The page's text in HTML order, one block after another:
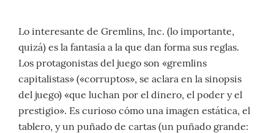
Lo interesante de Gremlins, Inc. (lo importante,
quizá) es la fantasía a la que dan forma sus reglas.
Los protagonistas del juego son «gremlins
capitalistas» («corruptos», se aclara en la sinopsis
del juego) «que luchan por el dinero, el poder y el
prestigio». Es curioso cómo una imagen estática, el
tablero, y un puñado de cartas (un puñado grande: